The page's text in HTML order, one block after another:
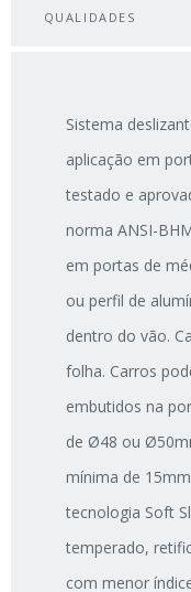
QUALIDADES
Sistema
aplicação em
testado e
norma ANSI-
em portas de
ou perfil de
dentro do vão.
folha. Carros
embutidos na
de Ø48 ou
mínima de
tecnologia Soft
temperado,
com menor